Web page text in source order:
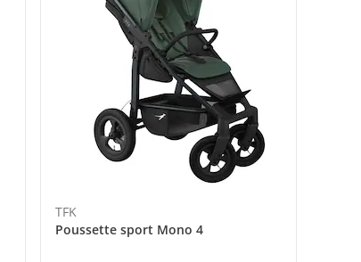
TFK
Poussette sport Mono 4